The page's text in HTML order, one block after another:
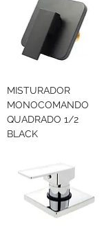
MISTURADOR
MONOCOMANDO
QUADRADO 1/2
BLACK